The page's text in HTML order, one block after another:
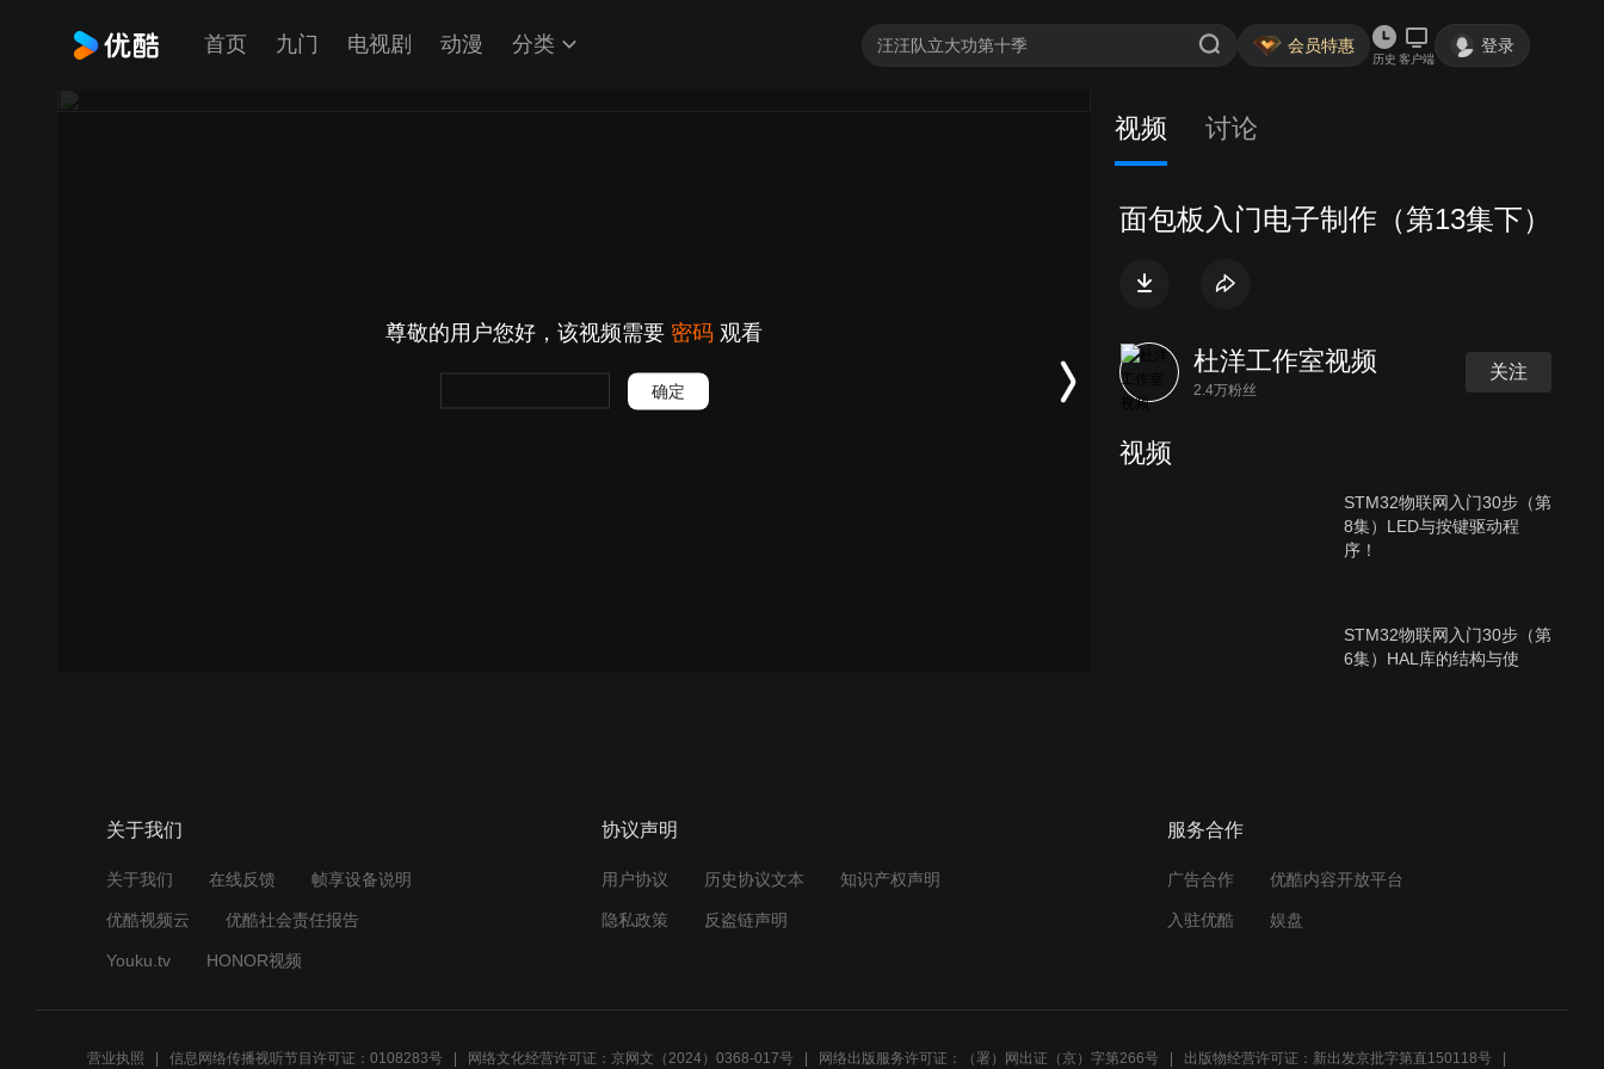
首页 九门 电视剧 动漫 分类 会员特惠
历史 客户端
登录
尊敬的用户您好，该视频需要 密码 观看
确定
视频 讨论
面包板入门电子制作（第13集下）
杜洋工作室视频
2.4万粉丝
关注
视频
STM32物联网入门30步（第
8集）LED与按键驱动程
序！
STM32物联网入门30步（第
6集）HAL库的结构与使
4集）CubeMX图形化编程
关于我们
关于我们 在线反馈 帧享设备说明
优酷视频云 优酷社会责任报告
Youku.tv HONOR视频
协议声明
用户协议 历史协议文本 知识产权声明
隐私政策 反盗链声明
服务合作
广告合作 优酷内容开放平台
入驻优酷 娱盘
营业执照 信息网络传播视听节目许可证：0108283号 网络文化经营许可证：京网文（2024）0368-017号 网络出版服务许可证：（署）网出证（京）字第266号 出版物经营许可证：新出发京批字第直150118号